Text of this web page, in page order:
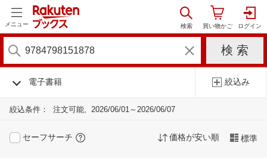
メニュー
電子書籍 絞込み
絞込条件： 注文可能 2026/06/01～2026/06/07
セーフサーチ 価格が安い順 標準